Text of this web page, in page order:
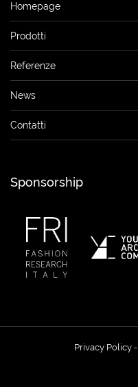
Homepage
Prodotti
Referenze
News
Contatti
Sponsorship
Privacy Policy -